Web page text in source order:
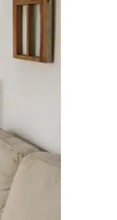
et en les faisant glisser.